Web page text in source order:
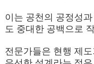
이는 공천의 공정성
도 중대한 공백으로
전문가들은 현행 제